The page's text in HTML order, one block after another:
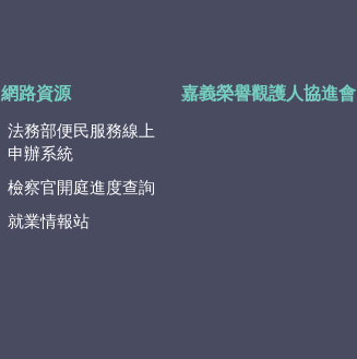
網路資源
法務部便民服務線上
申辦系統
檢察官開庭進度查詢
就業情報站
嘉義榮譽觀護人協進會